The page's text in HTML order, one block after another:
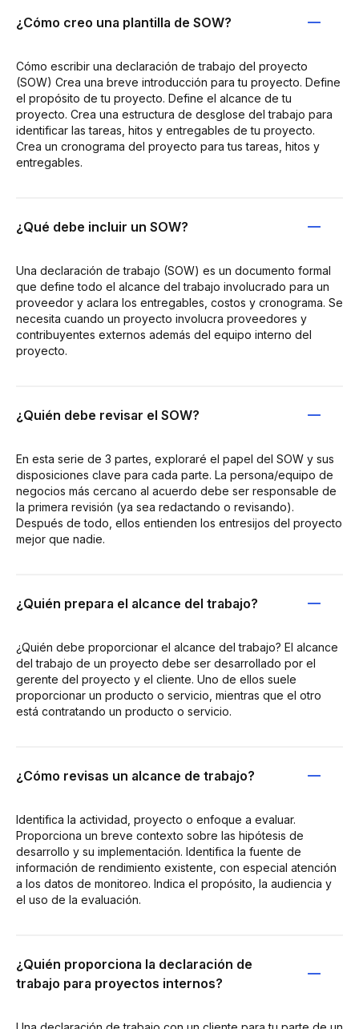
¿Cómo creo una plantilla de SOW?
Cómo escribir una declaración de trabajo del proyecto
(SOW) Crea una breve introducción para tu proyecto. Define
el propósito de tu proyecto. Define el alcance de tu
proyecto. Crea una estructura de desglose del trabajo para
identificar las tareas, hitos y entregables de tu proyecto.
Crea un cronograma del proyecto para tus tareas, hitos y
entregables.
¿Qué debe incluir un SOW?
Una declaración de trabajo (SOW) es un documento formal
que define todo el alcance del trabajo involucrado para un
proveedor y aclara los entregables, costos y cronograma. Se
necesita cuando un proyecto involucra proveedores y
contribuyentes externos además del equipo interno del
proyecto.
¿Quién debe revisar el SOW?
En esta serie de 3 partes, exploraré el papel del SOW y sus
disposiciones clave para cada parte. La persona/equipo de
negocios más cercano al acuerdo debe ser responsable de
la primera revisión (ya sea redactando o revisando).
Después de todo, ellos entienden los entresijos del proyecto
mejor que nadie.
¿Quién prepara el alcance del trabajo?
¿Quién debe proporcionar el alcance del trabajo? El alcance
del trabajo de un proyecto debe ser desarrollado por el
gerente del proyecto y el cliente. Uno de ellos suele
proporcionar un producto o servicio, mientras que el otro
está contratando un producto o servicio.
¿Cómo revisas un alcance de trabajo?
Identifica la actividad, proyecto o enfoque a evaluar.
Proporciona un breve contexto sobre las hipótesis de
desarrollo y su implementación. Identifica la fuente de
información de rendimiento existente, con especial atención
a los datos de monitoreo. Indica el propósito, la audiencia y
el uso de la evaluación.
¿Quién proporciona la declaración de
trabajo para proyectos internos?